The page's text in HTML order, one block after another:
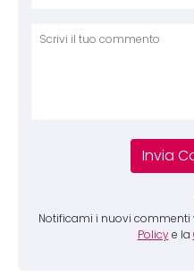
Notificami i nuovi
Policy e la